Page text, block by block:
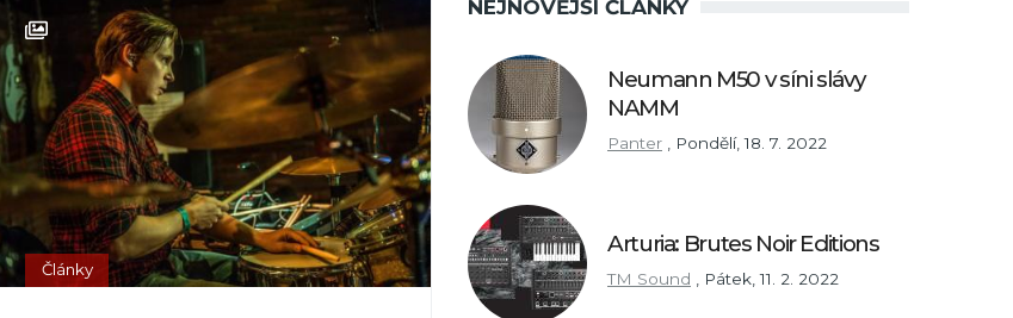
Články
NEJNOVĚJŠÍ ČLÁNKY
Neumann M50 v síni slávy
NAMM
Panter , Pondělí, 18. 7. 2022
Arturia: Brutes Noir Editions
TM Sound Pátek, 11. 2. 2022